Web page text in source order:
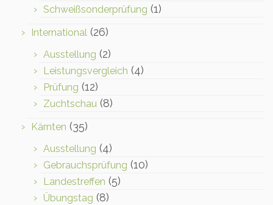
Schweißsonderprüfung (1)
International (26)
Ausstellung (2)
Leistungsvergleich (4)
Prüfung (12)
Zuchtschau (8)
Kärnten (35)
Ausstellung (4)
Gebrauchsprüfung (10)
Landestreffen (5)
Übungstag (8)